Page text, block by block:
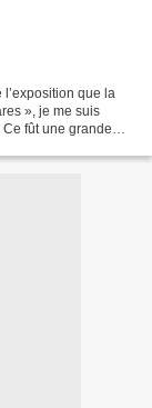
que la
», je me suis
fût une grande